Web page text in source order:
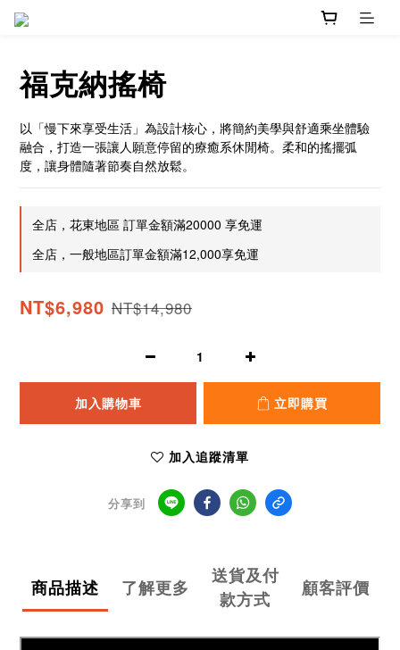
福克納搖椅
以「慢下來享受生活」為設計核心，將簡約美學與舒適乘坐體驗
融合，打造一張讓人願意停留的療癒系休閒椅。柔和的搖擺弧
度，讓身體隨著節奏自然放鬆。
全店，花東地區 訂單金額滿20000 享免運
全店，一般地區訂單金額滿12,000享免運
NT$6,980 NT$14,980
加入購物車 立即購買
加入追蹤清單
分享到
商品描述 了解更多
送貨及付
款方式
顧客評價